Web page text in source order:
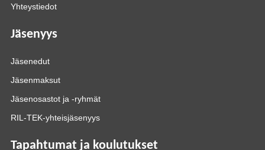
Yhteystiedot
Jäsenyys
Jäsenedut
Jäsenmaksut
Jäsenosastot ja -ryhmät
RIL-TEK-yhteisjäsenyys
Tapahtumat ja koulutukset